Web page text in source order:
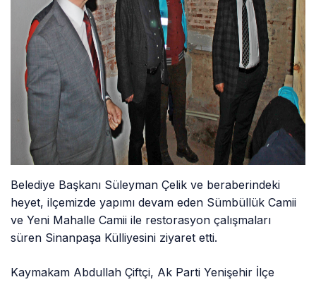
Belediye Başkanı Süleyman Çelik ve beraberindeki
heyet, ilçemizde yapımı devam eden Sümbüllük Camii
ve Yeni Mahalle Camii ile restorasyon çalışmaları
süren Sinanpaşa Külliyesini ziyaret etti.
Kaymakam Abdullah Çiftçi, Ak Parti Yenişehir İlçe